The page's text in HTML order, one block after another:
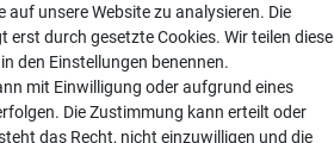
unsere Website zu analysieren. Die
erst durch gesetzte Cookies. Wir teilen diese
den Einstellungen benennen.
mit Einwilligung oder aufgrund eines
Die Zustimmung kann erteilt oder
das Recht, nicht einzuwilligen und die